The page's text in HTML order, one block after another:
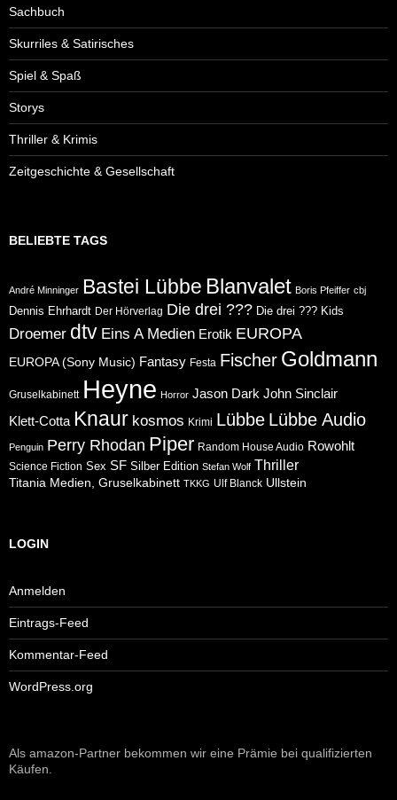
Sachbuch
Skurriles & Satirisches
Spiel & Spaß
Storys
Thriller & Krimis
Zeitgeschichte & Gesellschaft
BELIEBTE TAGS
André Minninger Bastei Lübbe Blanvalet Boris Pfeiffer cbj
Dennis Ehrhardt Der Hörverlag Die drei ??? Die drei ??? Kids
Droemer dtv Eins A Medien Erotik EUROPA
EUROPA (Sony Music) Fantasy Festa Fischer Goldmann
Gruselkabinett Heyne Horror Jason Dark John Sinclair
Klett-Cotta Knaur kosmos Krimi Lübbe Lübbe Audio
Penguin Perry Rhodan Piper Random House Audio Rowohlt
Science Fiction Sex SF Silber Edition Stefan Wolf Thriller
Titania Medien, Gruselkabinett TKKG Ulf Blanck Ullstein
LOGIN
Anmelden
Eintrags-Feed
Kommentar-Feed
WordPress.org
Als amazon-Partner bekommen wir eine Prämie bei qualifizierten
Käufen.